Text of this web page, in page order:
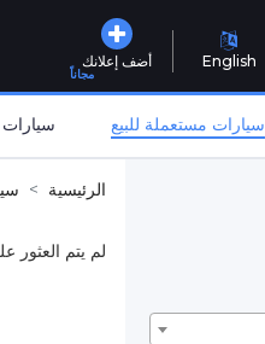
أضف إعلانك
مجاناً
English
سيارات مستعملة للبيع سيارات
الرئيسية
لم يتم العثور